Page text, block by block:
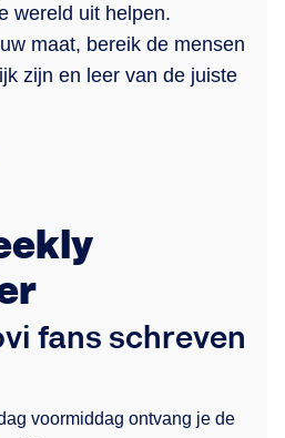
wereld uit helpen.
maat, bereik de mensen
zijn en leer van de juiste
fans schreven
voormiddag ontvang je de